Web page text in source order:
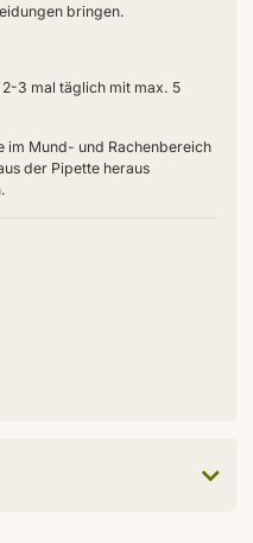
bringen.
3 mal täglich mit max. 5
im Mund- und Rachenbereich
der Pipette heraus